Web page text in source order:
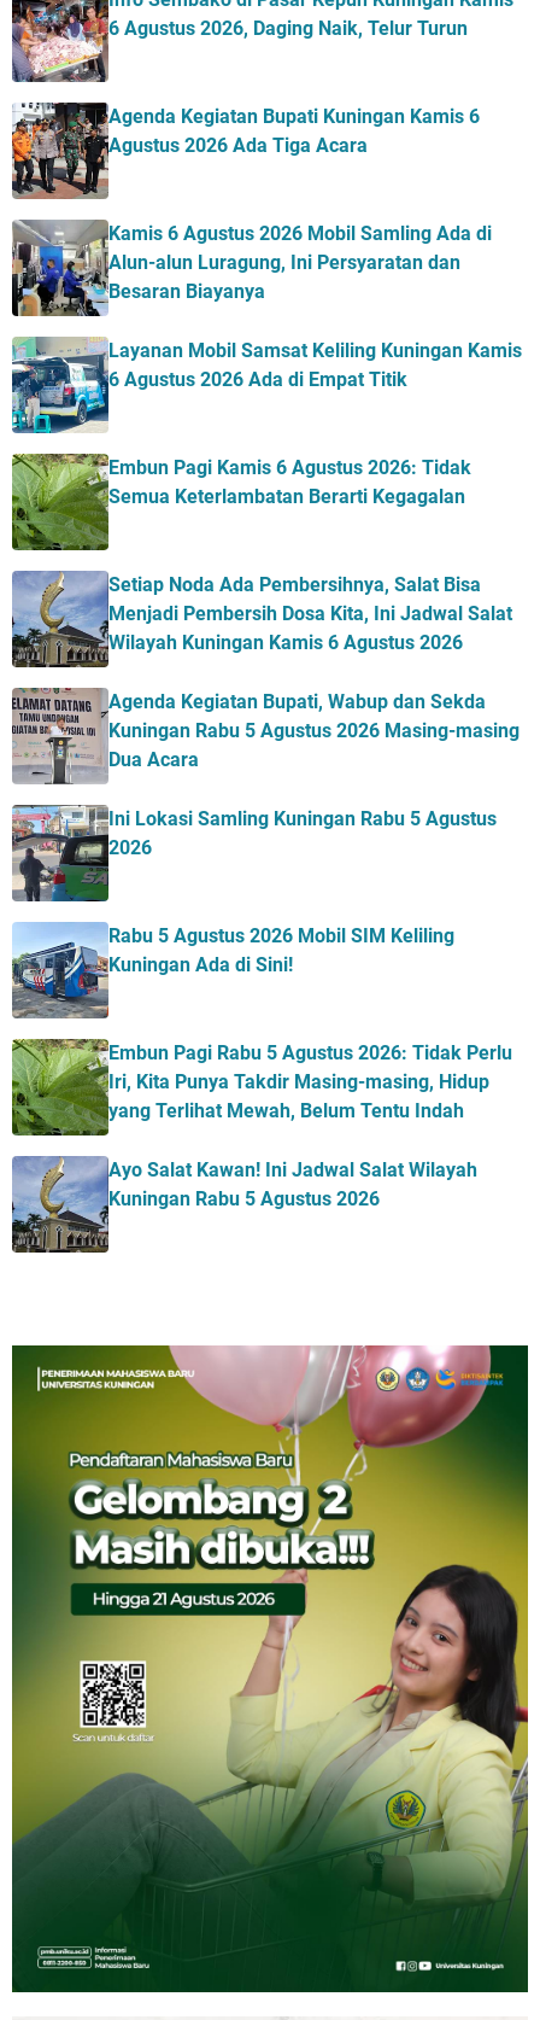
6 Agustus 2026, Daging Naik, Telur Turun
Agenda Kegiatan Bupati Kuningan Kamis 6
Agustus 2026 Ada Tiga Acara
Kamis 6 Agustus 2026 Mobil Samling Ada di
Alun-alun Luragung, Ini Persyaratan dan
Besaran Biayanya
Layanan Mobil Samsat Keliling Kuningan Kamis
6 Agustus 2026 Ada di Empat Titik
Embun Pagi Kamis 6 Agustus 2026: Tidak
Semua Keterlambatan Berarti Kegagalan
Setiap Noda Ada Pembersihnya, Salat Bisa
Menjadi Pembersih Dosa Kita, Ini Jadwal Salat
Wilayah Kuningan Kamis 6 Agustus 2026
Agenda Kegiatan Bupati, Wabup dan Sekda
Kuningan Rabu 5 Agustus 2026 Masing-masing
Dua Acara
Ini Lokasi Samling Kuningan Rabu 5 Agustus
2026
Rabu 5 Agustus 2026 Mobil SIM Keliling
Kuningan Ada di Sini!
Embun Pagi Rabu 5 Agustus 2026: Tidak Perlu
Iri, Kita Punya Takdir Masing-masing, Hidup
yang Terlihat Mewah, Belum Tentu Indah
Ayo Salat Kawan! Ini Jadwal Salat Wilayah
Kuningan Rabu 5 Agustus 2026